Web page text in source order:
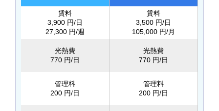
賃料
3,900 円/日
27,300 円/週
光熱費
770 円/日
管理料
200 円/日
賃料
3,500 円/日
105,000 円/月
光熱費
770 円/日
管理料
200 円/日